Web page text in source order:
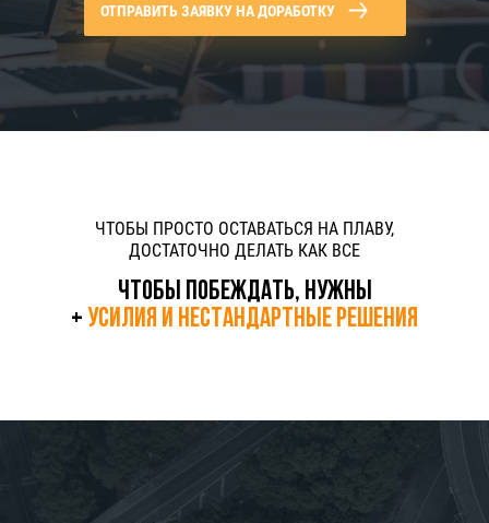
ОТПРАВИТЬ ЗАЯВКУ НА ДОРАБОТКУ
ЧТОБЫ ПРОСТО ОСТАВАТЬСЯ НА ПЛАВУ,
ДОСТАТОЧНО ДЕЛАТЬ КАК ВСЕ
ЧТОБЫ ПОБЕЖДАТЬ, НУЖНЫ
+ УСИЛИЯ И НЕСТАНДАРТНЫЕ РЕШЕНИЯ